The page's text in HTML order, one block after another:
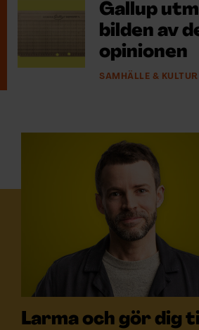
Gallup
bilden av
opinionen
SAMHÄLLE & KULTUR
Larma och gör dig